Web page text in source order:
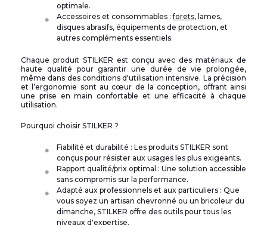
optimale.
Accessoires et consommables :forets, lames,
disques abrasifs, équipements de protection, et
autres compléments essentiels.
Chaque produit STILKER est conçu avec des matériaux de
haute qualité pour garantir une durée de vie prolongée,
même dans des conditions d'utilisation intensive. La précision
et l’ergonomie sont au cœur de la conception, offrant ainsi
une prise en main confortable et une efficacité à chaque
utilisation.
Pourquoi choisir STILKER ?
Fiabilité et durabilité : Les produits STILKER sont
conçus pour résister aux usages les plus exigeants.
Rapport qualité/prix optimal : Une solution accessible
sans compromis sur la performance.
Adapté aux professionnels et aux particuliers : Que
vous soyez un artisan chevronné ou un bricoleur du
dimanche, STILKER offre des outils pour tous les
niveaux d'expertise.